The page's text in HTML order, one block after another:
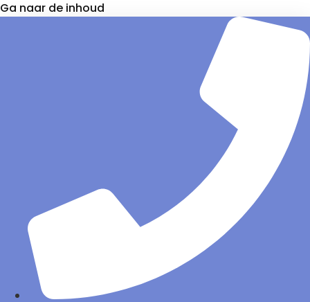
Ga naar de inhoud